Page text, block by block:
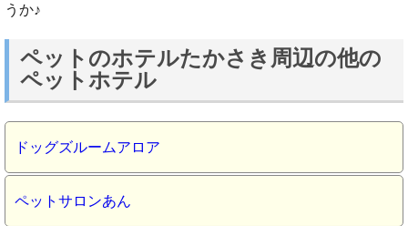
うか♪
ペットのホテルたかさき周辺の他の
ペットホテル
ドッグズルームアロア
ペットサロンあん